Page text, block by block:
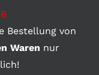
Bestellung von
Waren nur